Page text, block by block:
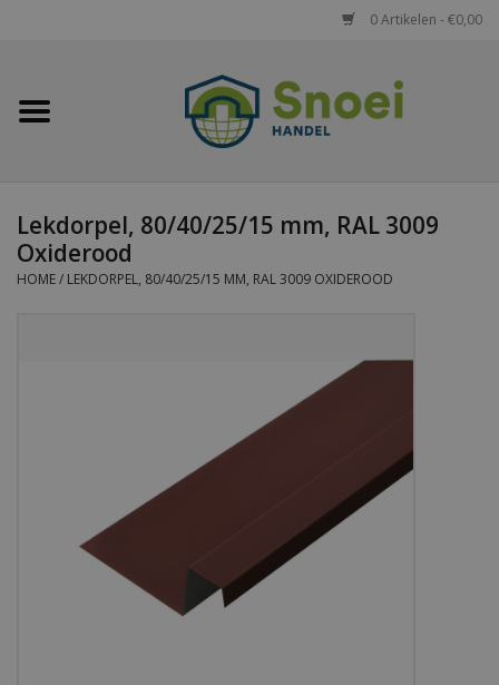
0 Artikelen - €0,00
Home
Damwandplaten
Bouwpakketten
Lekdorpel, 80/40/25/15 mm, RAL 3009
Oxiderood
HOME/ LEKDORPEL, 80/40/25/15 MM, RAL 3009 OXIDEROOD